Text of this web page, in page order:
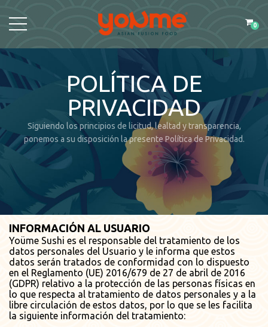
0
POLÍTICA DE
PRIVACIDAD
Siguiendo los principios de licitud, lealtad y transparencia,
ponemos a su disposición la presente Política de Privacidad.
INFORMACIÓN AL USUARIO
Yoüme Sushi es el responsable del tratamiento de los
datos personales del Usuario y le informa que estos
datos serán tratados de conformidad con lo dispuesto
en el Reglamento (UE) 2016/679 de 27 de abril de 2016
(GDPR) relativo a la protección de las personas físicas en
lo que respecta al tratamiento de datos personales y a la
libre circulación de estos datos, por lo que se les facilita
la siguiente información del tratamiento: